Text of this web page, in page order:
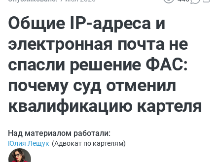
Общие IP-адреса и
электронная почта не
спасли решение ФАС:
почему суд отменил
квалификацию картеля
Над материалом работали:
Юлия Лещук (Адвокат по картелям)